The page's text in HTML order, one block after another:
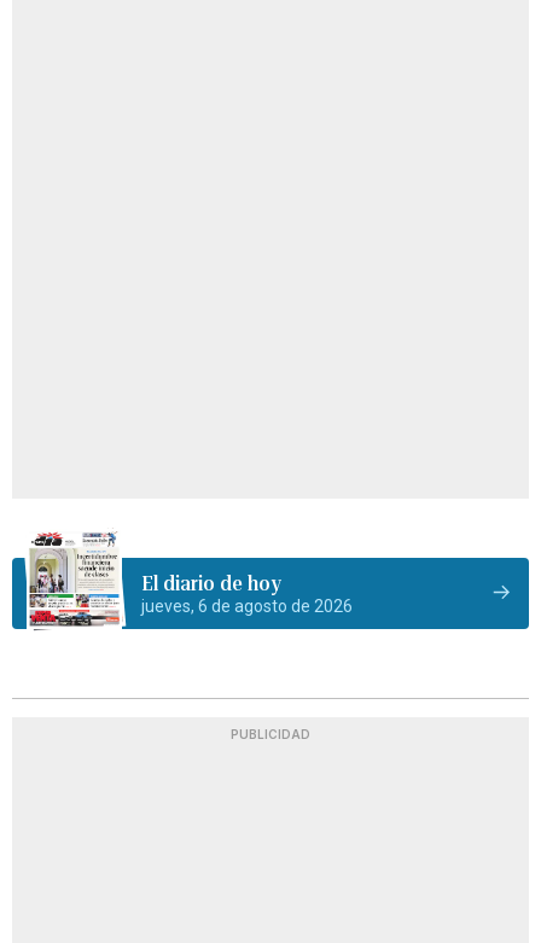
El diario de hoy
jueves, 6 de agosto de 2026
PUBLICIDAD